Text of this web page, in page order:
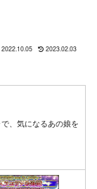
2022.10.05 2023.02.03
、気になるあの娘を